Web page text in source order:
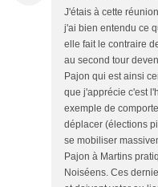
J'étais à cette
j'ai bien entendu ce
elle fait le contraire
au second tour
Pajon qui est ainsi
que j'apprécie c'est
exemple de
déplacer (élections
se mobiliser
Pajon à Martins
Noiséens. Ces